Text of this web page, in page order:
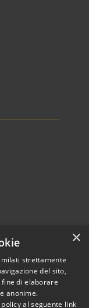
© 2026 • Comune di
Teresa Gallura •
byMunicipium
×
strettamente
del sito,
di elaborare
anonime.
al seguente link